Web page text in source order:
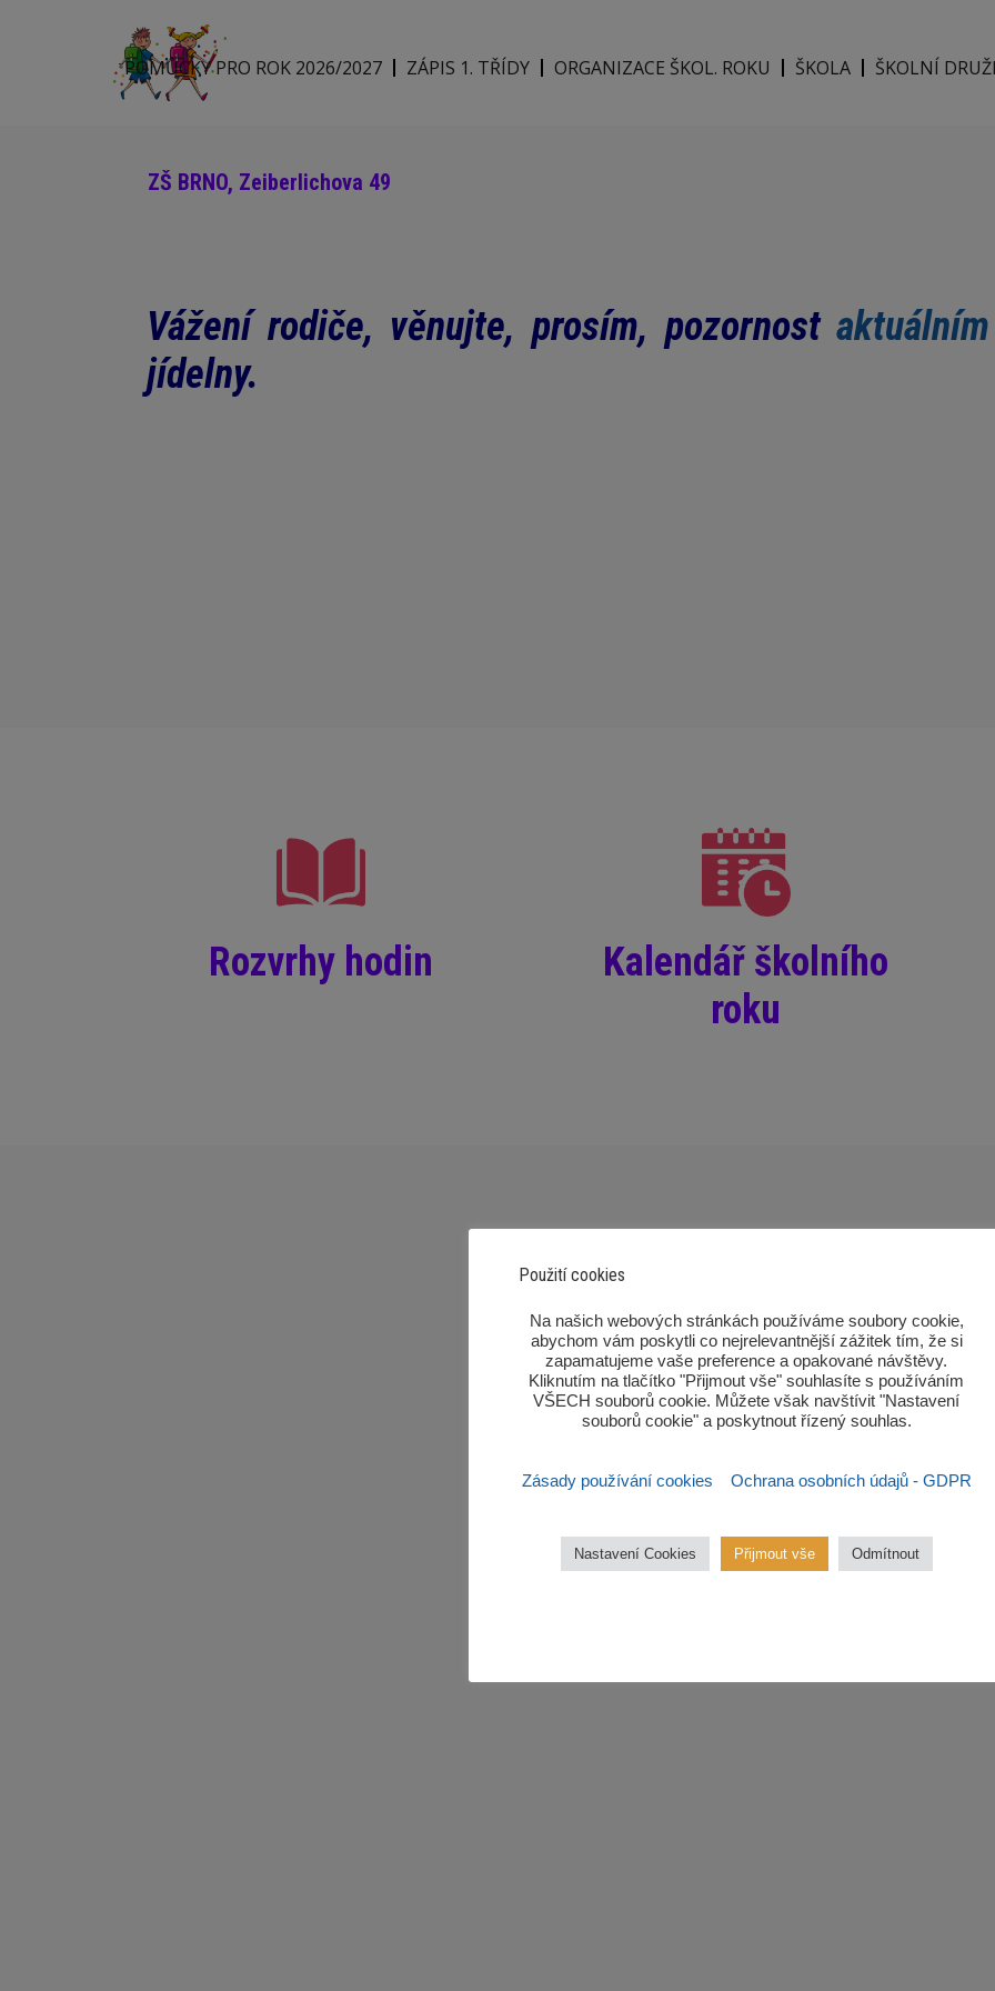
POMŮCKY PRO ROK 2026/2027 ZÁPIS 1. TŘÍDY ORGANIZACE ŠKOL. ROKU ŠKOLA ŠKOLNÍ
ZŠ BRNO, Zeiberlichova 49
Vážení rodiče, věnujte, prosím, pozornost
jídelny.
Rozvrhy hodin
Kalendář školního
roku
Použití cookies
‎Na našich webových stránkách používáme soubory cookie,
abychom vám poskytli co nejrelevantnější zážitek tím, že si
zapamatujeme vaše preference a opakované návštěvy.
Kliknutím na tlačítko "Přijmout vše" souhlasíte s používáním
VŠECH souborů cookie. Můžete však navštívit "Nastavení
souborů cookie" a poskytnout řízený souhlas.‎
Zásady používání cookies Ochrana osobních údajů - GDPR
Nastavení Cookies Přijmout vše Odmítnout